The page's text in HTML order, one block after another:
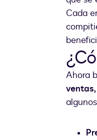
Cada
Ahora
ventas,